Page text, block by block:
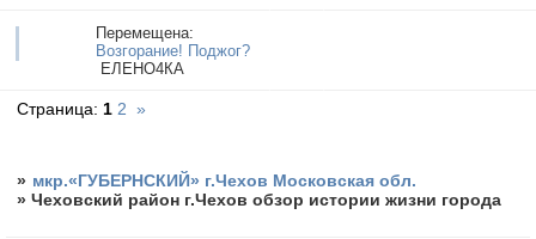
Перемещена:
Возгорание! Поджог?
ЕЛЕНО4КА
Страница: 1 2 »
» мкр.«ГУБЕРНСКИЙ» г.Чехов Московская обл.
»Чеховский район г.Чехов обзор истории жизни города